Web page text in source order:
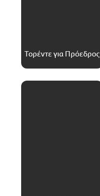
Τορέντε για Πρόεδρος